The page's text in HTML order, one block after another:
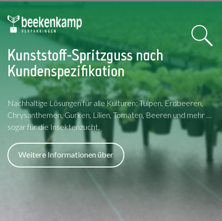
Kunststoff-Spritzguss nach
Kundenspezifikation
Nachhaltige Lösungen für alle Kulturen: Tulpen, Erdbeeren,
Chrysanthemen, Gurken, Lilien, Tomaten, Beeren und mehr …
sogar für die Insektenzucht.
Weitere Informationen über